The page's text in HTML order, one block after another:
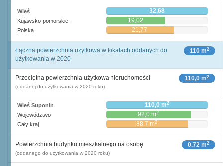
Wieś 32,68
Kujawsko-pomorskie 19,02
Polska 21,77
110 m2
Łączna powierzchnia użytkowa w lokalach oddanych do
użytkowania w 2020
110,0 m2
Przeciętna powierzchnia użytkowa nieruchomości
(oddanej do użytkowania w 2020 roku)
Wieś Suponin 110,0 m2
Województwo 92,0 m2
Cały kraj 88,7 m2
0,72 m2
Powierzchnia budynku mieszkalnego na osobę
(oddanego do użytkowania w 2020 roku)